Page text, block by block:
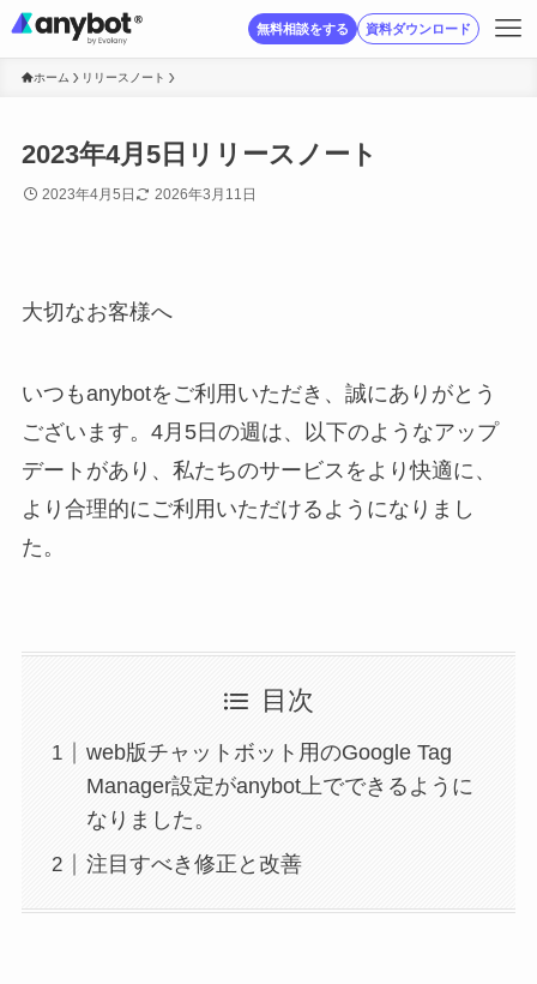
無料相談をする 資料ダウンロード
ホーム リリースノート
2023年4月5日リリースノート
2023年4月5日 2026年3月11日
大切なお客様へ
いつもanybotをご利用いただき、誠にありがとう
ございます。4月5日の週は、以下のようなアップ
デートがあり、私たちのサービスをより快適に、
より合理的にご利用いただけるようになりまし
た。
目次
web版チャットボット用のGoogle Tag
Manager設定がanybot上でできるように
なりました。
注目すべき修正と改善